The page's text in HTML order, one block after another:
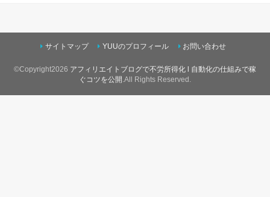
サイトマップ YUUのプロフィール お問い合わせ
©Copyright2026 アフィリエイトブログで不労所得化 l 自動化の仕組みで稼
ぐコツを公開 .All Rights Reserved.